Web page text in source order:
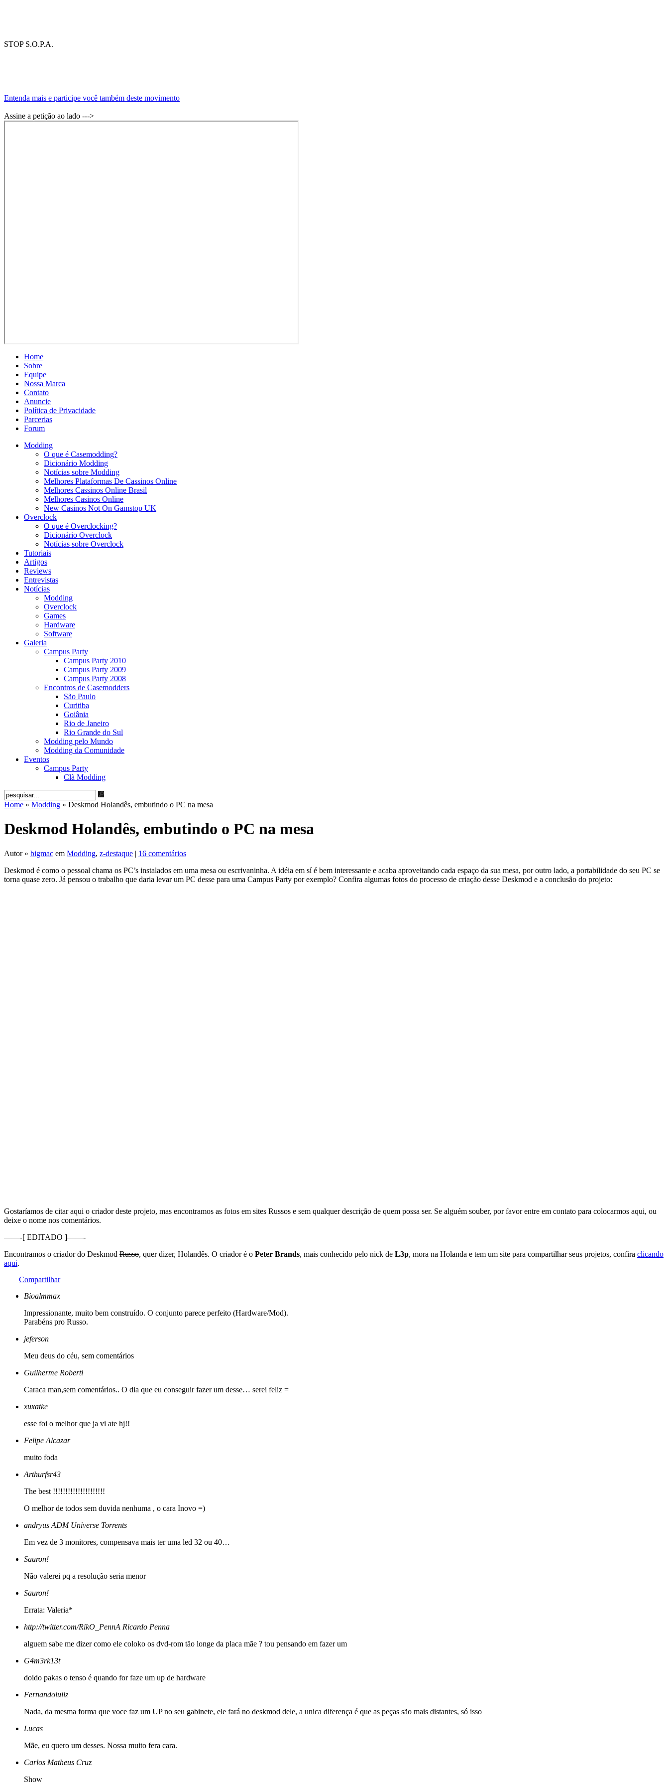
STOP S.O.P.A.
Entenda mais e participe você também deste movimento
Assine a petição ao lado --->
Home
Sobre
Equipe
Nossa Marca
Contato
Anuncie
Política de Privacidade
Parcerias
Forum
Modding
O que é Casemodding?
Dicionário Modding
Notícias sobre Modding
Melhores Plataformas De Cassinos Online
Melhores Cassinos Online Brasil
Melhores Casinos Online
New Casinos Not On Gamstop UK
Overclock
O que é Overclocking?
Dicionário Overclock
Notícias sobre Overclock
Tutoriais
Artigos
Reviews
Entrevistas
Notícias
Modding
Overclock
Games
Hardware
Software
Galeria
Campus Party
Campus Party 2010
Campus Party 2009
Campus Party 2008
Encontros de Casemodders
São Paulo
Curitiba
Goiânia
Rio de Janeiro
Rio Grande do Sul
Modding pelo Mundo
Modding da Comunidade
Eventos
Campus Party
Clã Modding
Home » Modding » Deskmod Holandês, embutindo o PC na mesa
Deskmod Holandês, embutindo o PC na mesa
Autor » bigmac em Modding, z-destaque | 16 comentários
Deskmod é como o pessoal chama os PC’s instalados em uma mesa ou escrivaninha. A idéia em sí é bem interessante e acaba aproveitando cada espaço da sua mesa, por outro lado, a portabilidade do seu PC se
torna quase zero. Já pensou o trabalho que daria levar um PC desse para uma Campus Party por exemplo? Confira algumas fotos do processo de criação desse Deskmod e a conclusão do projeto:
Gostaríamos de citar aqui o criador deste projeto, mas encontramos as fotos em sites Russos e sem qualquer descrição de quem possa ser. Se alguém souber, por favor entre em contato para colocarmos aqui, ou
deixe o nome nos comentários.
——-[ EDITADO ]——-
Encontramos o criador do Deskmod Russo, quer dizer, Holandês. O criador é o Peter Brands, mais conhecido pelo nick de L3p, mora na Holanda e tem um site para compartilhar seus projetos, confira clicando
aqui.
Compartilhar
Bioalmmax
Impressionante, muito bem construído. O conjunto parece perfeito (Hardware/Mod).
Parabéns pro Russo.
jeferson
Meu deus do céu, sem comentários
Guilherme Roberti
Caraca man,sem comentários.. O dia que eu conseguir fazer um desse… serei feliz =
xuxatke
esse foi o melhor que ja vi ate hj!!
Felipe Alcazar
muito foda
Arthurfsr43
The best !!!!!!!!!!!!!!!!!!!!!
O melhor de todos sem duvida nenhuma , o cara Inovo =)
andryus ADM Universe Torrents
Em vez de 3 monitores, compensava mais ter uma led 32 ou 40…
Sauron!
Não valerei pq a resolução seria menor
Sauron!
Errata: Valeria*
http://twitter.com/RikO_PennA Ricardo Penna
alguem sabe me dizer como ele coloko os dvd-rom tão longe da placa mãe ? tou pensando em fazer um
G4m3rk13t
doido pakas o tenso é quando for faze um up de hardware
Fernandoluilz
Nada, da mesma forma que voce faz um UP no seu gabinete, ele fará no deskmod dele, a unica diferença é que as peças são mais distantes, só isso
Lucas
Mãe, eu quero um desses. Nossa muito fera cara.
Carlos Matheus Cruz
Show